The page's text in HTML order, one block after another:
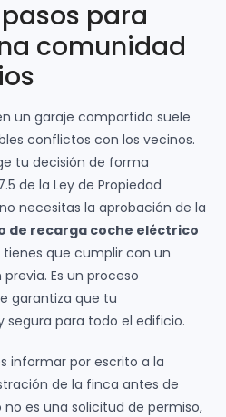
para
comunidad
un garaje compartido suele
conflictos con los vecinos.
tu decisión de forma
de la Ley de Propiedad
necesitas la aprobación de la
de recarga coche eléctrico
tienes que cumplir con un
Es un proceso
garantiza que tu
para todo el edificio.
informar por escrito a la
de la finca antes de
no es una solicitud de permiso,